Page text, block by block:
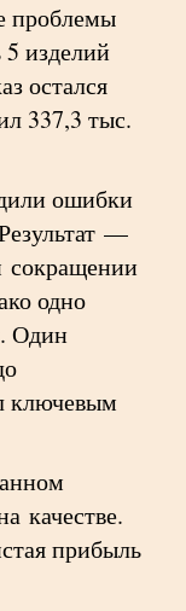
проблемы
изделий
остался
337,3 тыс.
ошибки
—
сокращении
одно
Один
ключевым
качестве.
прибыль